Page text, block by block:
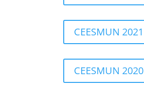
CEESMUN 2021
CEESMUN 2020